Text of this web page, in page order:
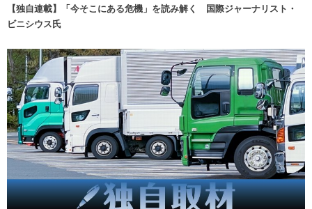
【独自連載】「今そこにある危機」を読み解く 国際ジャーナリスト・
ビニシウス氏